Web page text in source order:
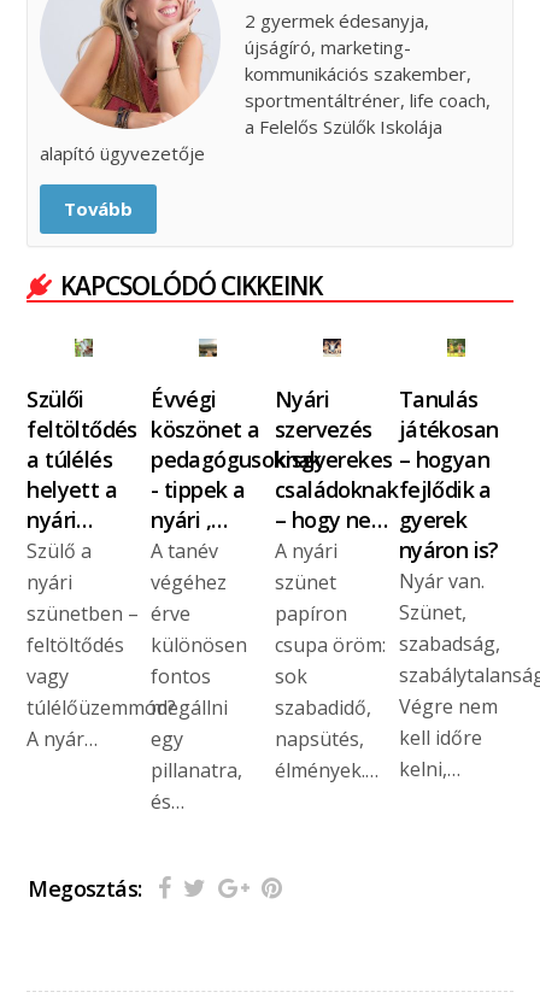
2 gyermek édesanyja,
újságíró, marketing-
kommunikációs szakember,
sportmentáltréner, life coach,
a Felelős Szülők Iskolája
alapító ügyvezetője
Tovább
KAPCSOLÓDÓ CIKKEINK
Szülői
feltöltődés
a túlélés
helyett a
nyári…
Szülő a
nyári
szünetben –
feltöltődés
vagy
túlélőüzemmód?
A nyár…
Évvégi
köszönet a
pedagógusoknak
- tippek a
nyári ,…
A tanév
végéhez
érve
különösen
fontos
megállni
egy
pillanatra,
és…
Nyári
szervezés
kisgyerekes
családoknak
– hogy ne…
A nyári
szünet
papíron
csupa öröm:
sok
szabadidő,
napsütés,
élmények.…
Tanulás
játékosan
– hogyan
fejlődik a
gyerek
nyáron is?
Nyár van.
Szünet,
szabadság,
Végre nem
kell időre
kelni,…
Megosztás: